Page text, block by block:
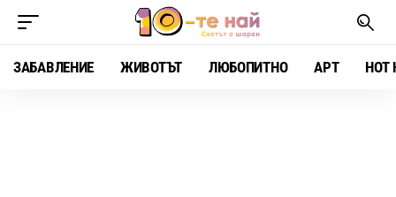
ЗАБАВЛЕНИЕ ЖИВОТЪТ ЛЮБОПИТНО АРТ HOT